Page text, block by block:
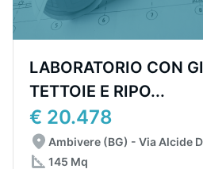
LABORATORIO CON
TETTOIE E RIPO...
€ 20.478
Ambivere (BG) - Via Alcide
145 Mq